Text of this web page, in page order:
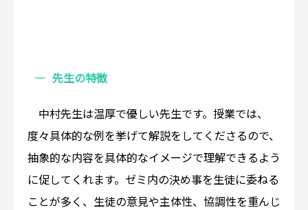
先生の特徴
中村先生は温厚で優しい先生です。授業では、
度々具体的な例を挙げて解説をしてくださるので、
抽象的な内容を具体的なイメージで理解できるよう
に促してくれます。ゼミ内の決め事を生徒に委ねる
ことが多く、生徒の意見や主体性、協調性を重んじ